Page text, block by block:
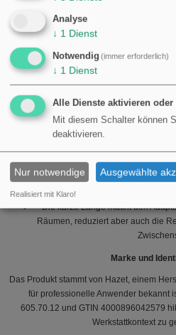
GTIN:
Kompatibilität und
Passt zwischen standardisierte 3/
oder Bit‑Halter. Stellen Sie sicher,
unbeschädigt sind
Da der Adapter nicht für
nicht in Impact‑Anwendungen
Die kurze Länge macht den
Räumen, reduziert aber auch die
Marke und
Das Produkt stammt von Hazet, einem
für professionelle Anwender bekannt
605.70.12 und GTIN 4000896042579
Werkstattkontext zu
Analyse
↓ 1 Dienst
Notwendig (immer erforderlich)
↓ 1 Dienst
Alle Dienste aktivieren oder
Mit diesem Schalter können
deaktivieren.
Nur notwendige Ausgewählte
Realisiert mit Klaro!